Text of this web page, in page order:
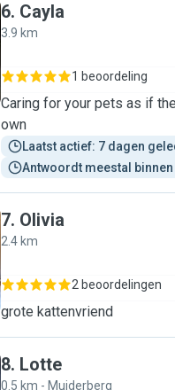
6. Cayla
3.9 km
1 beoordeling
Caring for your pets as if
own
Laatst actief: 7 dagen
Antwoordt meestal binnen
7. Olivia
2.4 km
2 beoordelingen
grote kattenvriend
8. Lotte
0.5 km - Muiderberg